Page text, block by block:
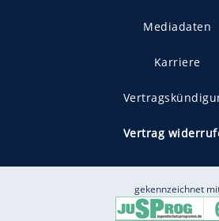
Mediadaten
Karriere
Vertrag
gekennzeichnet